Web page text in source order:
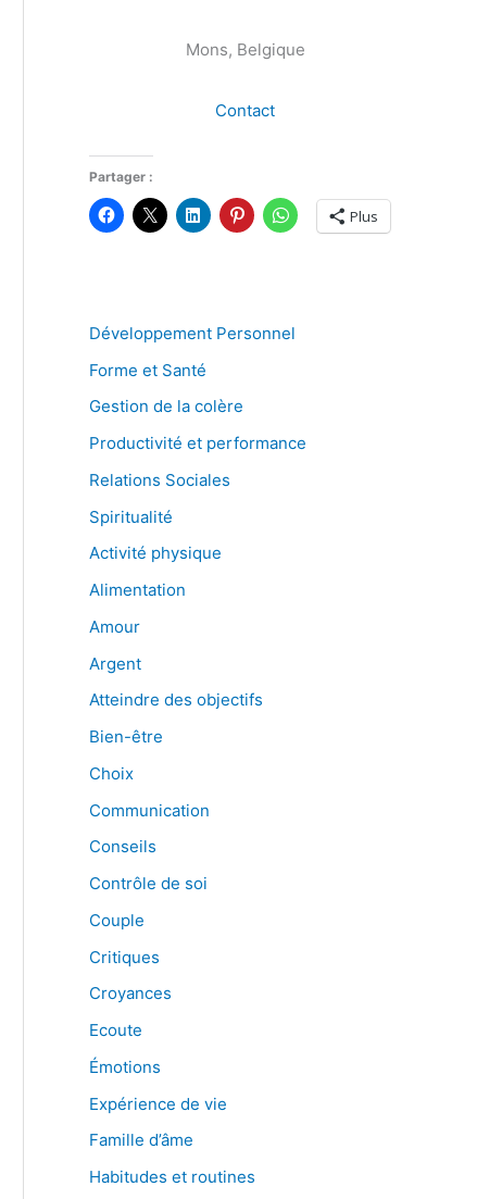
Mons, Belgique
Contact
Partager :
Plus
Développement Personnel
Forme et Santé
Gestion de la colère
Productivité et performance
Relations Sociales
Spiritualité
Activité physique
Alimentation
Amour
Argent
Atteindre des objectifs
Bien-être
Choix
Communication
Conseils
Contrôle de soi
Couple
Critiques
Croyances
Ecoute
Émotions
Expérience de vie
Famille d’âme
Habitudes et routines